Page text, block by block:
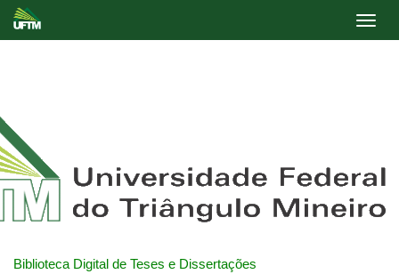
Biblioteca Digital de Teses e Dissertações